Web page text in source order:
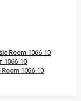
Room 1066-10
1066-10
Room 1066-10